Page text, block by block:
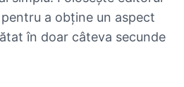
a obține un aspect
în doar câteva secunde